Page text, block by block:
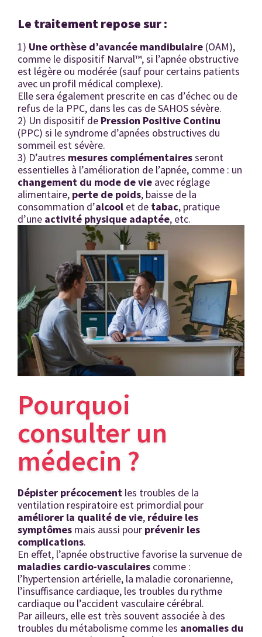
Le traitement repose sur :
1) Une orthèse d’avancée mandibulaire (OAM),
comme le dispositif Narval™, si l’apnée obstructive
est légère ou modérée (sauf pour certains patients
avec un profil médical complexe).
Elle sera également prescrite en cas d’échec ou de
refus de la PPC, dans les cas de SAHOS sévère.
2) Un dispositif de Pression Positive Continu
(PPC) si le syndrome d’apnées obstructives du
sommeil est sévère.
3) D’autres mesures complémentairesseront
essentielles à l’amélioration de l’apnée, comme : un
changement du mode de vie avec réglage
alimentaire, perte de poids, baisse de la
consommation d’alcool et de tabac, pratique
d’une activité physique adaptée, etc.
Pourquoi
consulter un
médecin ?
Dépister précocement les troubles de la
ventilation respiratoire est primordial pour
améliorer la qualité de vie, réduire les
symptômes mais aussi pour prévenir les
complications.
En effet, l’apnée obstructive favorise la survenue de
maladies cardio-vasculaires comme :
l’hypertension artérielle, la maladie coronarienne,
l’insuffisance cardiaque, les troubles du rythme
cardiaque ou l’accident vasculaire cérébral.
Par ailleurs, elle est très souvent associée à des
troubles du métabolisme comme les anomalies du